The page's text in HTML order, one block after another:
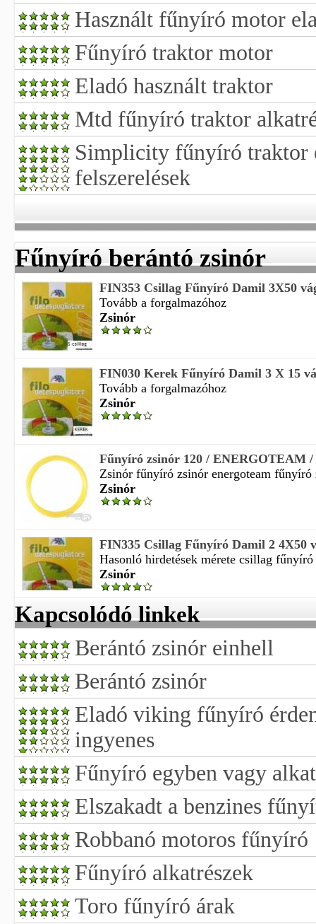
Használt fűnyíró motor
Fűnyíró traktor motor
Eladó használt traktor
Mtd fűnyíró traktor
Simplicity fűnyíró traktor
felszerelések
Fűnyíró berántó zsinór
FIN353 Csillag Fűnyíró Damil 3X50
Tovább a forgalmazóhoz
Zsinór
FIN030 Kerek Fűnyíró Damil 3 X 15
Tovább a forgalmazóhoz
Zsinór
Fűnyíró zsinór 120 / ENERGOTEAM /
Zsinór fűnyíró zsinór energoteam fűnyíró
Zsinór
FIN335 Csillag Fűnyíró Damil 2 4X50
Hasonló hirdetések mérete csillag
Zsinór
Kapcsolódó linkek
Berántó zsinór einhell
Berántó zsinór
Eladó viking fűnyíró
ingyenes
Fűnyíró egyben vagy
Elszakadt a benzines
Robbanó motoros fűnyíró
Fűnyíró alkatrészek
Toro fűnyíró árak